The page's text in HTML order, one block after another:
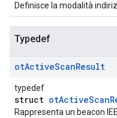
Definisce la modalità
Typedef
otActiveScanResult
typedef
struct
Rappresenta un beacon